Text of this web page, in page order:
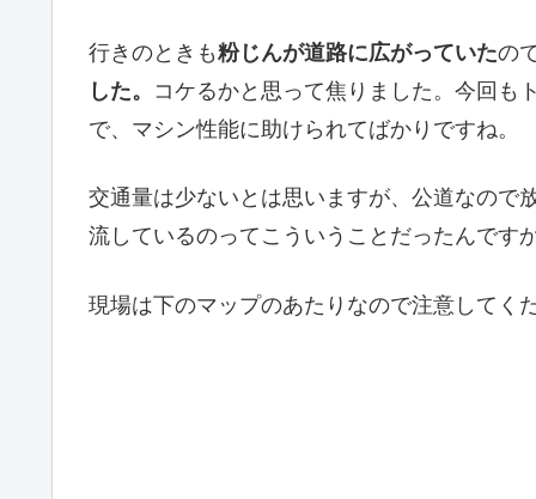
行きのときも粉じんが道路に広がっていたの
した。 コケるかと思って焦りました。今回も
で、マシン性能に助けられてばかりですね。
交通量は少ないとは思いますが、公道なので
流しているのってこういうことだったんです
現場は下のマップのあたりなので注意してく